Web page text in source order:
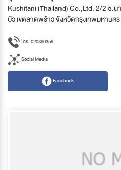
Kushitani (Thailand) Co.,Ltd. 2/2 ซ.น
บัว เขตลาดพร้าว จังหวัดกรุงเทพมหานค
โทร. 020390359
Social Media
Facebook